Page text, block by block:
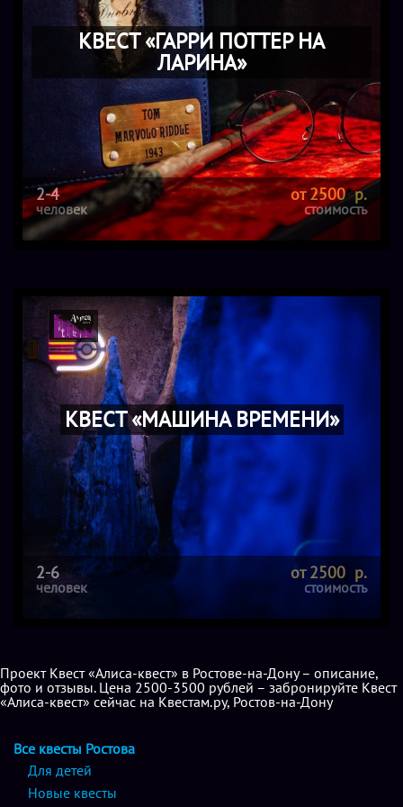
КВЕСТ «ГАРРИ ПОТТЕР НА
ЛАРИНА»
2-4
человек
от 2500 р.
стоимость
КВЕСТ «МАШИНА ВРЕМЕНИ»
2-6
человек
от 2500 р.
стоимость
Проект Квест «Алиса-квест» в Ростове-на-Дону – описание,
фото и отзывы. Цена 2500-3500 рублей – забронируйте Квест
«Алиса-квест» сейчас на Квестам.ру, Ростов-на-Дону
Все квесты Ростова
Для детей
Новые квесты